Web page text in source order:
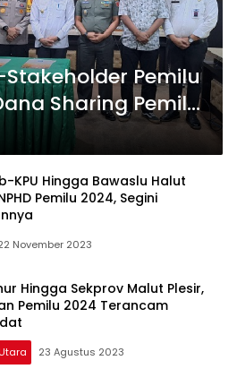
Pemilu
Sharing Pemilu
KPU Hingga Bawaslu Halut
Pemilu 2024, Segini
November 2023
Hingga Sekprov Malut Plesir,
Pemilu 2024 Terancam
23 Agustus 2023